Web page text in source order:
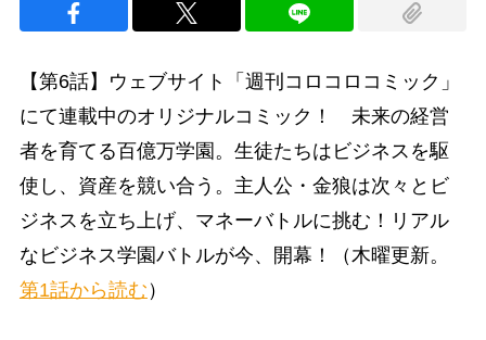
【第6話】ウェブサイト「週刊コロコロコミック」
にて連載中のオリジナルコミック！ 未来の経営
者を育てる百億万学園。生徒たちはビジネスを駆
使し、資産を競い合う。主人公・金狼は次々とビ
ジネスを立ち上げ、マネーバトルに挑む！リアル
なビジネス学園バトルが今、開幕！（木曜更新。
第1話から読む ）